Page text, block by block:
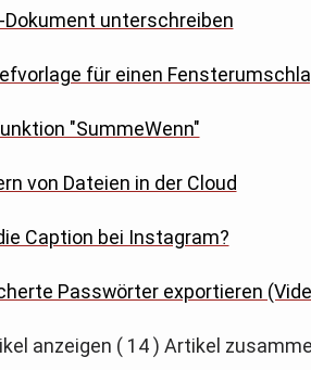
Dokument unterschreiben
für einen
"SummeWenn"
von Dateien in der Cloud
Caption bei Instagram?
Passwörter exportieren
anzeigen ( 14 ) Artikel